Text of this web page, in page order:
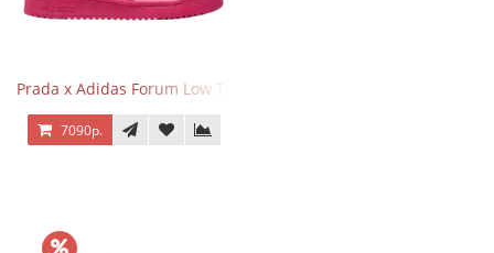
Prada x Adidas Forum Low Triple Pink
7090р.